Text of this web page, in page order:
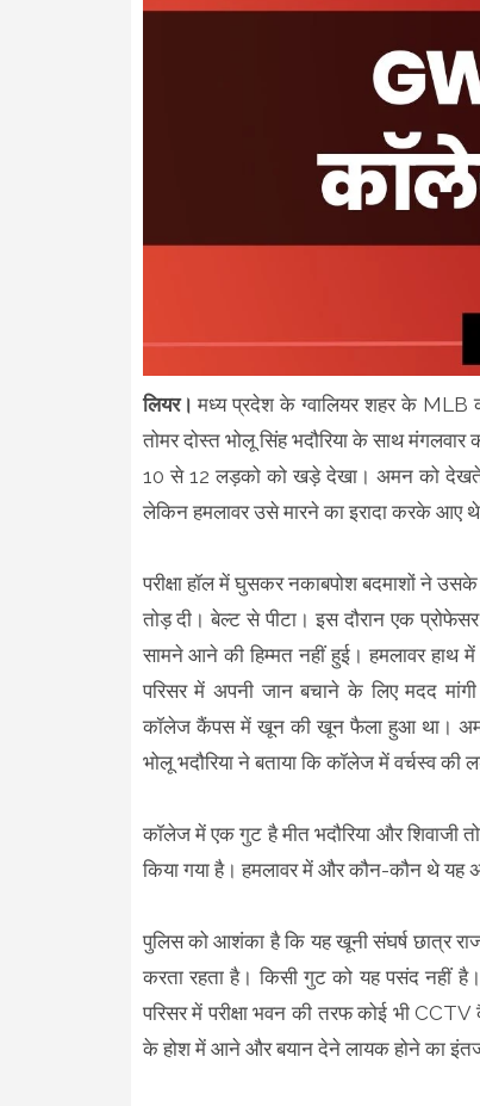
लियर। मध्य प्रदेश के ग्वालियर शहर के
तोमर दोस्त भोलू सिंह भदौरिया के साथ
10 से 12 लड़को को खड़े देखा। अमन को देखते
लेकिन हमलावर उसे मारने का इरादा करके आए
परीक्षा हॉल में घुसकर नकाबपोश बदमाशों ने
तोड़ दी। बेल्ट से पीटा। इस दौरान एक
सामने आने की हिम्मत नहीं हुई। हमलावर हाथ
परिसर में अपनी जान बचाने के लिए मदद
कॉलेज कैंपस में खून की खून फैला हुआ था।
भोलू भदौरिया ने बताया कि कॉलेज में वर्चस्व की
कॉलेज में एक गुट है मीत भदौरिया और शिवाजी
किया गया है। हमलावर में और कौन-कौन थे यह
पुलिस को आशंका है कि यह खूनी संघर्ष छात्र
करता रहता है। किसी गुट को यह पसंद नहीं
परिसर में परीक्षा भवन की तरफ कोई भी
के होश में आने और बयान देने लायक होने का